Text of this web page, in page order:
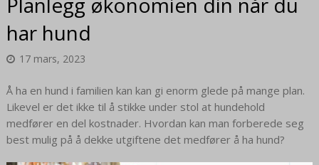
har hund
17 mars, 2023
Å ha en hund i familien kan kan gi enorm glede på mange plan.
Likevel er det ikke til å stikke under stol at hundehold
medfører en del kostnader. Hvordan kan man forberede seg
best mulig på å dekke utgiftene det medfører å ha hund?